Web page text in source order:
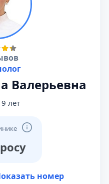
Валерьевна
лет
69-47номер